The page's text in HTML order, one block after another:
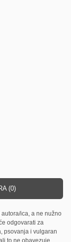
(0)
ica, a ne nužno
odgovarati za
psovanja i vulgaran
to ne obavezuje